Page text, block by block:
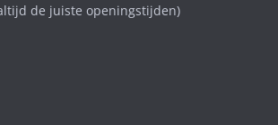
de juiste openingstijden)